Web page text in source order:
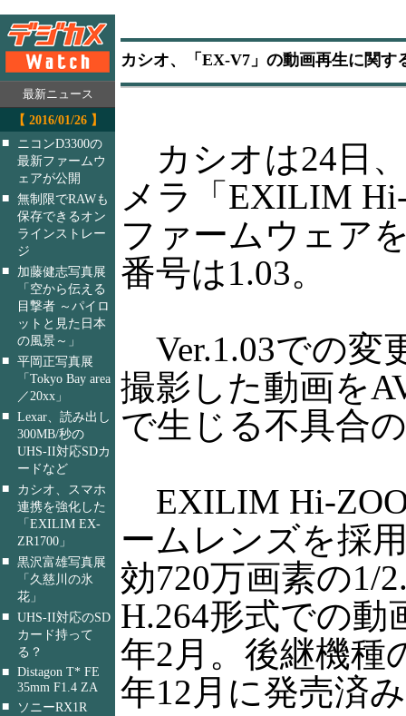
最新ニュース
【 2016/01/26 】
■
ニコンD3300の
最新ファームウ
ェアが公開
■ 無制限でRAWも
保存できるオン
ラインストレー
ジ
■
加藤健志写真展
「空から伝える
目撃者 ～パイロ
ットと見た日本
の風景～」
■ 平岡正写真展
「Tokyo Bay area
／20xx」
■ Lexar、読み出し
300MB/秒の
UHS-II対応SDカ
ードなど
■
カシオ、スマホ
連携を強化した
「EXILIM EX-
ZR1700」
■ 黒沢富雄写真展
「久慈川の氷
花」
■ UHS-II対応のSD
カード持って
る？
■ Distagon T* FE
35mm F1.4 ZA
■
ソニーRX1R
カシオ、「EX-V7」の動画再生に関す
カシオは24日
メラ「EXILIM
ファームウェア
番号は1.03。
Ver.1.03での変
撮影した動画を
で生じる不具合
EXILIM Hi-
ームレンズを採
効720万画素の1/
H.264形式での動
年2月。後継機種
年12月に発売済